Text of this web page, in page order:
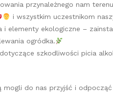
przynależnego nam
i wszystkim uczestnikom
i elementy ekologiczne –
ogródka.
szkodliwości picia
mogli do nas przyjść i